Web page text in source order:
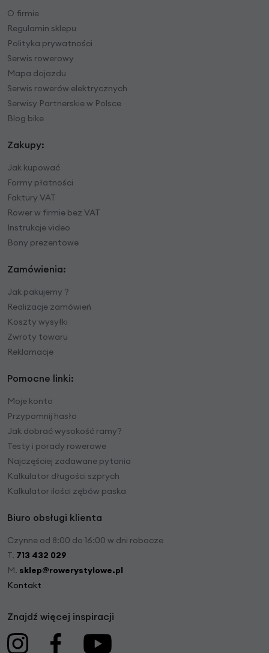
O firmie
Regulamin sklepu
Polityka prywatności
Serwis rowerowy
Mapa dojazdu
Serwis rowerów elektrycznych
Serwisy Partnerskie w Polsce
Blog bike
Zakupy:
Jak kupować
Formy płatności
Faktury VAT
Rower w firmie bez VAT
Instrukcje video
Bony prezentowe
Zamówienia:
Jak pakujemy ?
Realizacje zamówień
Koszty wysyłki
Zwroty towaru
Reklamacje
Pomocne linki:
Moje konto
Przypomnij hasło
Jak dobrać wysokość ramy?
Testy i porady rowerowe
Najczęściej zadawane pytania
Kalkulator długości szprych
Kalkulator ilości zębów paska
Biuro obsługi klienta
Czynne od 8:00 do 16:00 w dni robocze
T. 713 432 029
M. sklep@rowerystylowe.pl
Kontakt
Znajdź więcej inspiracji